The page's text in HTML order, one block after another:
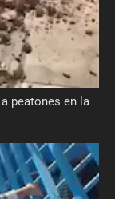
peatones en la